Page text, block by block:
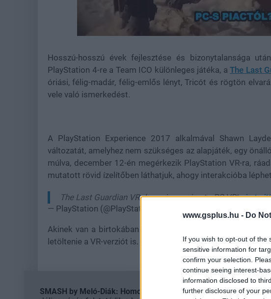
www.gsplus.hu - Do
If you wish to opt-out of the
sensitive information for
confirm your selection.
continue seeing interest-
information disclosed to
further disclosure of your
37.42%
Hosszú-hosszú évek fejlesztése és bizonytalansága
PlayStation 4-re a Team ICO különleges játéka, aThe Last
óriási, félig-madár, félig-emlős lényt, Tricót és rögtön
vele való ismerkedést.
A PlayStation Experience 2017 alkalmával Shawn
változatát, amelyhez nem szükséges az alapjáték, egy
múlva, december 12-én megérkezik PlayStation VR-ra,
mutatott rövid ízelítőben láthatjuk, ahogy interakcióba
The Last Guardian VR demo is coming to PS VR!
— PlayStation (@PlayStation)
Akinek van a birtokában egy PlayStation VR és szerette a
letöltenie a VR-verziót is.
SMASH by Meló-Diák: Homok, zene és a nyár legjobb